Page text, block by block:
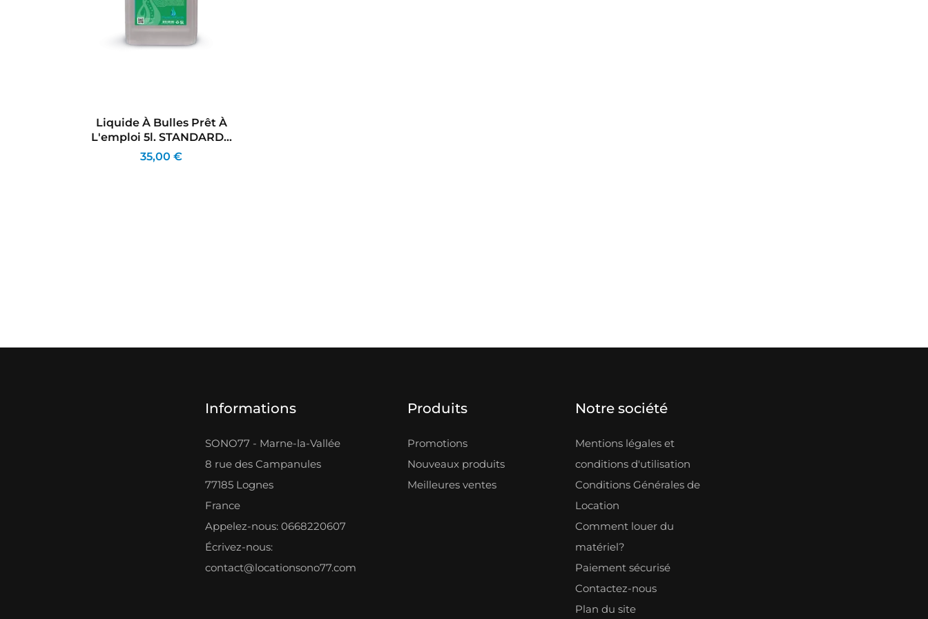
Liquide À Bulles Prêt À
L'emploi 5l. STANDARD...
35,00 €
Informations
SONO77 - Marne-la-Vallée
8 rue des Campanules
77185 Lognes
France
Appelez-nous: 0668220607
Écrivez-nous:
contact@locationsono77.com
Produits
Promotions
Nouveaux produits
Meilleures ventes
Notre société
Mentions légales et
conditions d'utilisation
Conditions Générales de
Location
Comment louer du
matériel?
Paiement sécurisé
Contactez-nous
Plan du site